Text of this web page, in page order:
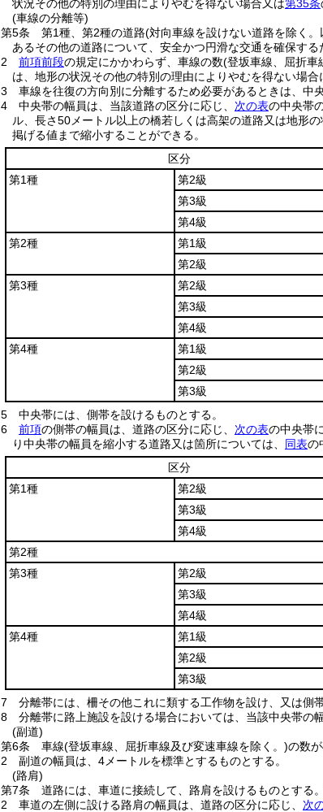
状況その他の特別の理由によりやむを得ない場合又は第35条
(車線の分離等)
第5条
第1種、第2種の道路(対向車線を設けない道路を除く。
あるその他の道路について、安全かつ円滑な交通を確保す
2
前項前段の規定にかかわらず、車線の数(登坂車線、屈折車
は、地形の状況その他の特別の理由によりやむを得ない場
3
車線を往復の方向別に分離するため必要があるときは、中
4
中央帯の幅員は、当該道路の区分に応じ、 次の表の中央帯
ル、長さ50メートル以上の橋若しくは高架の道路又は地形
掲げる値まで縮小することができる。
区分
第1種
第2級
第3級
第4級
第2種
第1級
第2級
第3種
第2級
第3級
第4級
第4種
第1級
第2級
第3級
5
中央帯には、側帯を設けるものとする。
6
前項の側帯の幅員は、道路の区分に応じ、 次の表の中央帯
り中央帯の幅員を縮小する道路又は箇所については、 同表の
区分
第1種
第2級
第3級
第4級
第2種
第3種
第2級
第3級
第4級
第4種
第1級
第2級
第3級
7
分離帯には、柵その他これに類する工作物を設け、又は側
8
分離帯に路上施設を設ける場合においては、当該中央帯の
(副道)
第6条
車線(登坂車線、屈折車線及び変速車線を除く。)の数
2
副道の幅員は、4メートルを標準とするものとする。
(路肩)
第7条
道路には、車道に接続して、路肩を設けるものとする。
2
車道の左側に設ける路肩の幅員は、道路の区分に応じ、 次